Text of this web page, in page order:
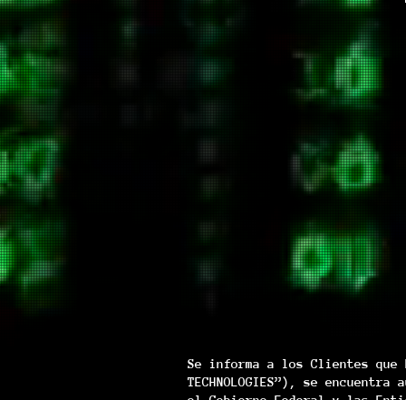
Se informa a los Clientes que
TECHNOLOGIES”), se